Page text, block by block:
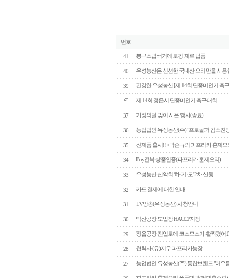
번호
41 봉구스밥버거에 토핑 재료 납품
40 유성농산은 신선한 국내산 오리만을 사용
39 건강한 유성농산 [제 14회 단풍미인기 축
제 14회 정읍시 단풍미인기 축구대회
37 가정의달 맞이 사은 행사(종료)
36 농업법인 유성농산(주) "프로골퍼 김소진
35 신제품 출시!! <박준규의 파프리카 훈제오
34 Buy전북 상품인증(파프리카 훈제오리)
33 유성농산 산악회 '하·기·모' 2차 산행
32 카드 결제에 대한 안내
31 TV방송(유성농산) 시청안내
30 익산공장 도압장 HACCP지정
29 정읍공장 진입로에 코스모스가 활짝폈어
28 협력사 (유)지우 파프리카농장
27 농업법인 유성농산(주) 통합브랜드 "어우